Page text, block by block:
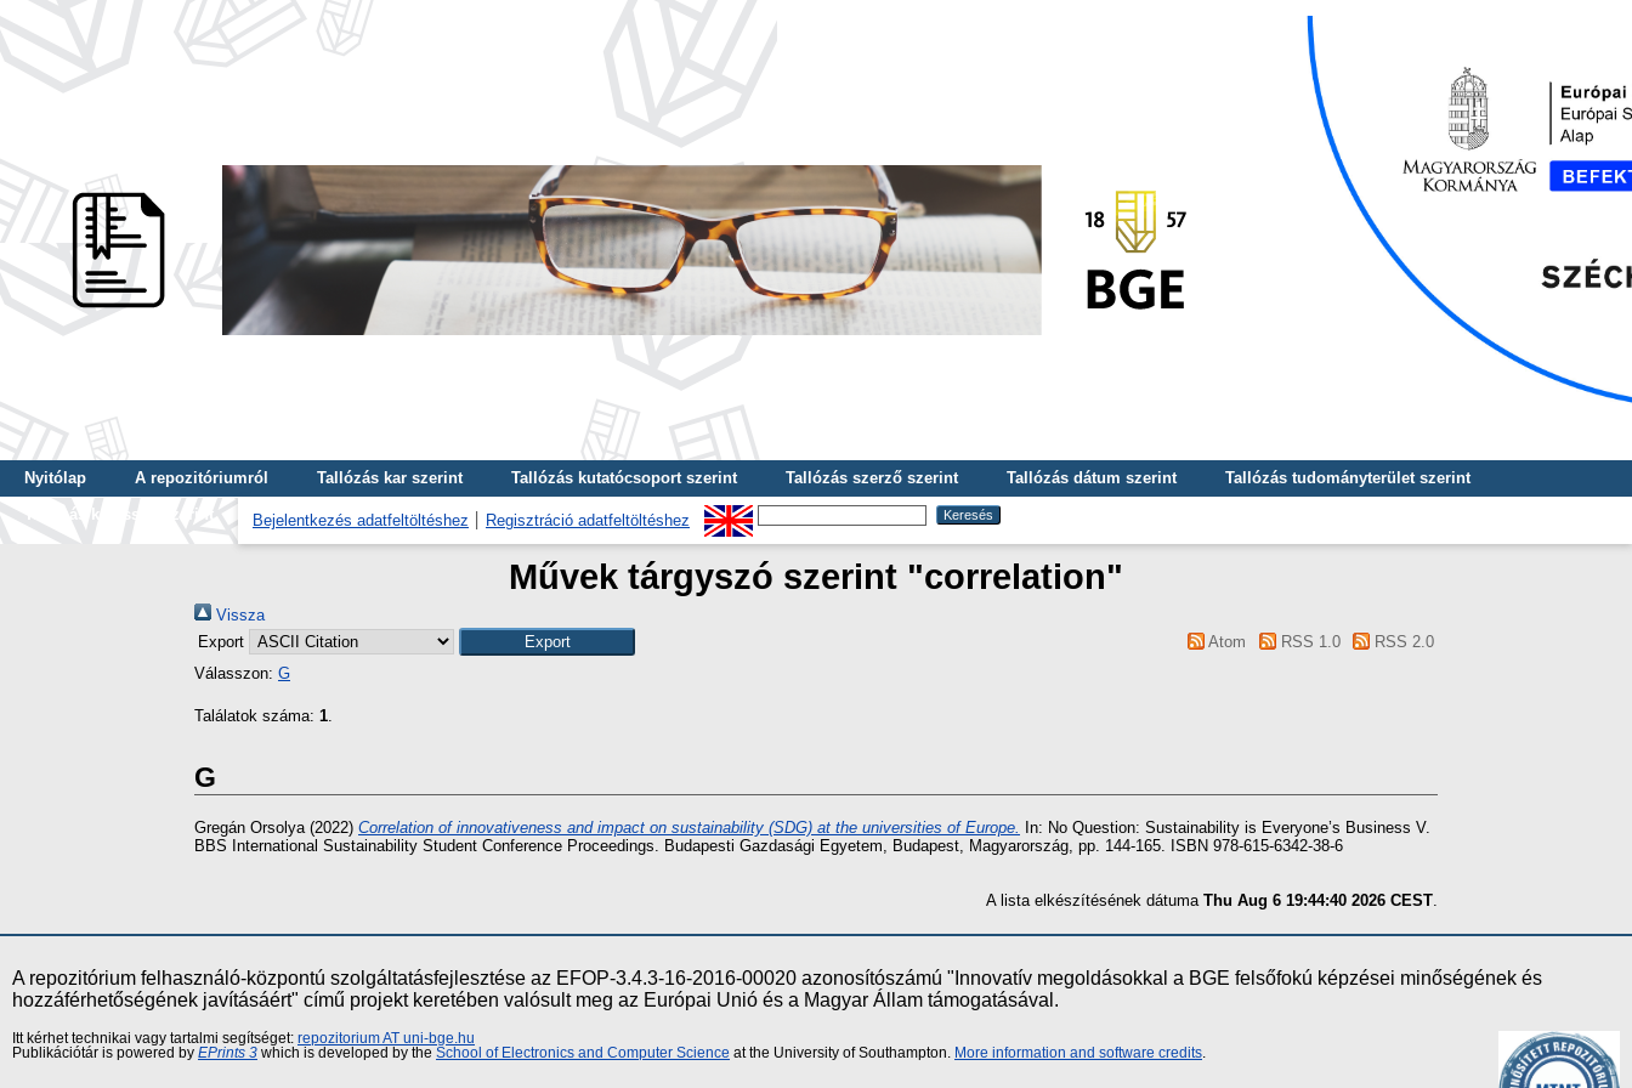
Nyitólap A repozitóriumról Tallózás kar szerint Tallózás kutatócsoport szerint Tallózás szerző szerint Tallózás dátum szerint
Tallózás tudományterület szerint
Tallózás kulcsszó szerint
Bejelentkezés adatfeltöltéshez Regisztráció adatfeltöltéshez
Művek tárgyszó szerint "correlation"
Vissza
Export
Atom RSS 1.0
RSS 2.0
Válasszon: G
Találatok száma: 1.
G
Gregán Orsolya(2022) Correlation of innovativeness and impact on sustainability (SDG) at the universities of Europe.
In: No Question: Sustainability is Everyone’s Business V.
BBS International Sustainability Student Conference Proceedings. Budapesti Gazdasági Egyetem, Budapest, Magyarország, pp. 144-165. ISBN 978-615-6342-38-6
A lista elkészítésének dátuma Thu Aug 6 19:44:40 2026 CEST.
A repozitórium felhasználó-központú szolgáltatásfejlesztése az EFOP-3.4.3-16-2016-00020 azonosítószámú "Innovatív megoldásokkal a BGE felsőfokú képzései minőségének és
hozzáférhetőségének javításáért" című projekt keretében valósult meg az Európai Unió és a Magyar Állam támogatásával.
Itt kérhet technikai vagy tartalmi segítséget: repozitorium AT uni-bge.hu
Publikációtár is powered by EPrints 3 which is developed by the School of Electronics and Computer Science at the University of Southampton. More information and software credits